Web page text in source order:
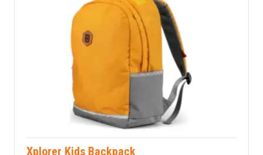
Xplorer Kids Backpack